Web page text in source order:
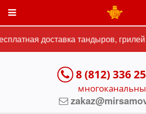
доставка тандыров,
8 (812) 336